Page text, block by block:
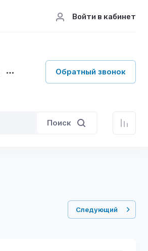
Войти в кабинет
Обратный звонок
Поиск
Следующий